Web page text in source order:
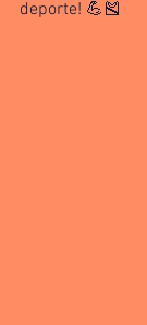
deporte! 💪🎽